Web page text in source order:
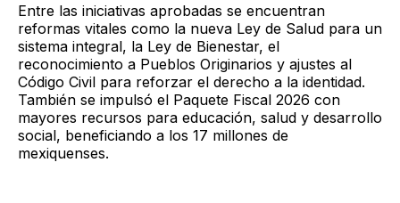
Entre las iniciativas aprobadas se encuentran
reformas vitales como la nueva Ley de Salud para un
sistema integral, la Ley de Bienestar, el
reconocimiento a Pueblos Originarios y ajustes al
Código Civil para reforzar el derecho a la identidad.
También se impulsó el Paquete Fiscal 2026 con
mayores recursos para educación, salud y desarrollo
social, beneficiando a los 17 millones de
mexiquenses.